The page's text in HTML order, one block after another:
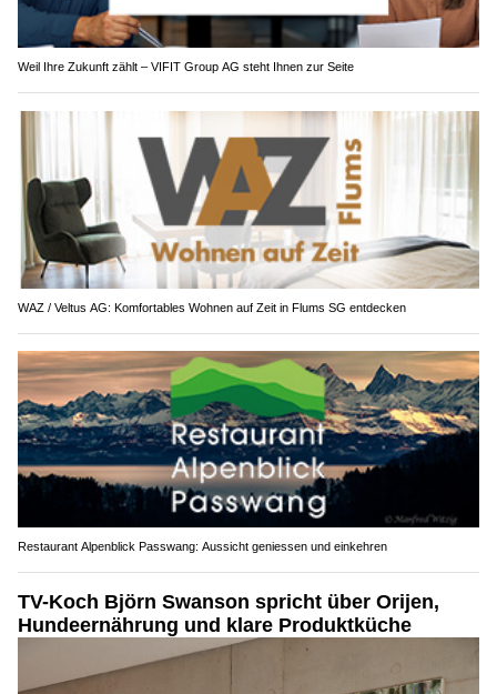
Weil Ihre Zukunft zählt – VIFIT Group AG steht Ihnen zur Seite
WAZ / Veltus AG: Komfortables Wohnen auf Zeit in Flums SG entdecken
Restaurant Alpenblick Passwang: Aussicht geniessen und einkehren
TV-Koch Björn Swanson spricht über Orijen,
Hundeernährung und klare Produktküche